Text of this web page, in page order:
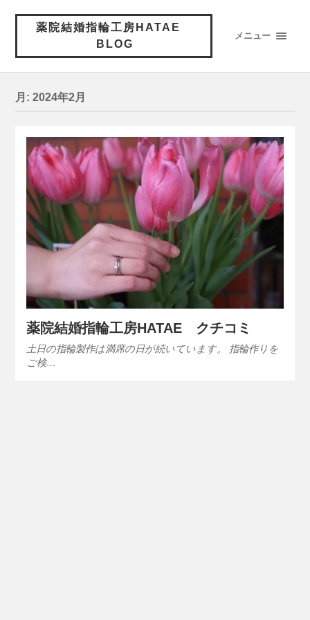
薬院結婚指輪工房HATAE
BLOG
メニュー
月:2024年2月
薬院結婚指輪工房HATAE クチコミ
土日の指輪製作は満席の日が続いています。 指輪作りを
ご検…